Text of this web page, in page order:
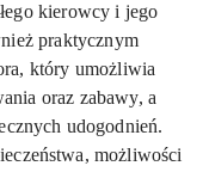
kierowcy i jego
praktycznym
który umożliwia
oraz zabawy, a
udogodnień.
możliwości